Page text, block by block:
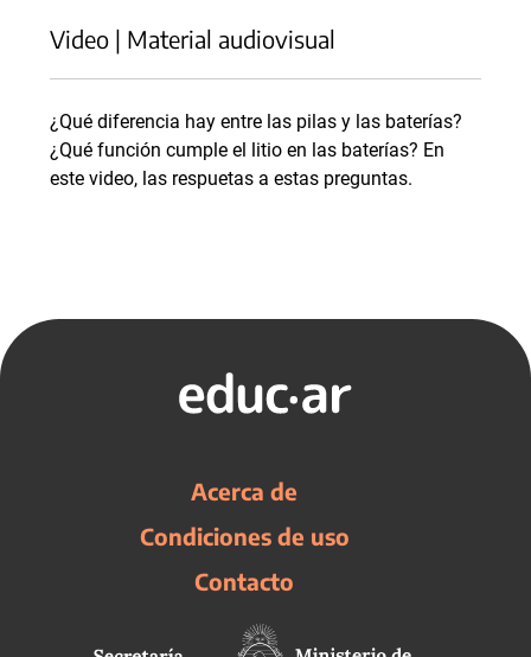
Video | Material audiovisual
¿Qué diferencia hay entre las pilas y las baterías?
¿Qué función cumple el litio en las baterías? En
este video, las respuetas a estas preguntas.
Acerca de
Condiciones de uso
Contacto